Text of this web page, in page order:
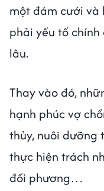
một đám cưới và
phải yếu tố
lâu.
Thay vào đó,
hạnh phúc vợ
thủy, nuôi dưỡng
thực hiện trách
đối phương…